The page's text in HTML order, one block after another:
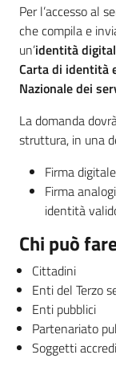
Per l’accesso al
che compila e
un’identità
Carta di identità
Nazionale dei
La domanda
struttura, in una
Firma digitale
Firma
identità
Chi può
Cittadini
Enti del Terzo
Enti pubblici
Partenariato
Soggetti